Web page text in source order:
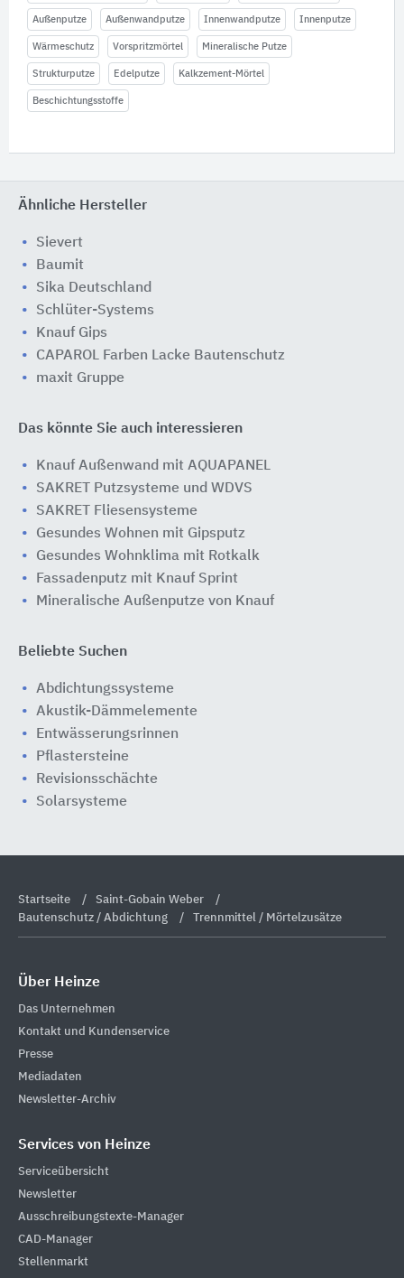
Außenputze Außenwandputze Innenwandputze Innenputze
Wärmeschutz Vorspritzmörtel Mineralische Putze
Strukturputze Edelputze Kalkzement-Mörtel
Beschichtungsstoffe
Ähnliche Hersteller
Sievert
Baumit
Sika Deutschland
Schlüter-Systems
Knauf Gips
CAPAROL Farben Lacke Bautenschutz
maxit Gruppe
Das könnte Sie auch interessieren
Knauf Außenwand mit AQUAPANEL
SAKRET Putzsysteme und WDVS
SAKRET Fliesensysteme
Gesundes Wohnen mit Gipsputz
Gesundes Wohnklima mit Rotkalk
Fassadenputz mit Knauf Sprint
Mineralische Außenputze von Knauf
Beliebte Suchen
Abdichtungssysteme
Akustik-Dämmelemente
Entwässerungsrinnen
Pflastersteine
Revisionsschächte
Solarsysteme
Startseite
Saint-Gobain Weber
Bautenschutz / Abdichtung
Trennmittel / Mörtelzusätze
Über Heinze
Das Unternehmen
Kontakt und Kundenservice
Presse
Mediadaten
Newsletter-Archiv
Services von Heinze
Serviceübersicht
Newsletter
Ausschreibungstexte-Manager
CAD-Manager
Stellenmarkt